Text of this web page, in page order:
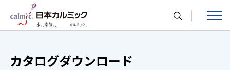
toggle
カタログダウンロード